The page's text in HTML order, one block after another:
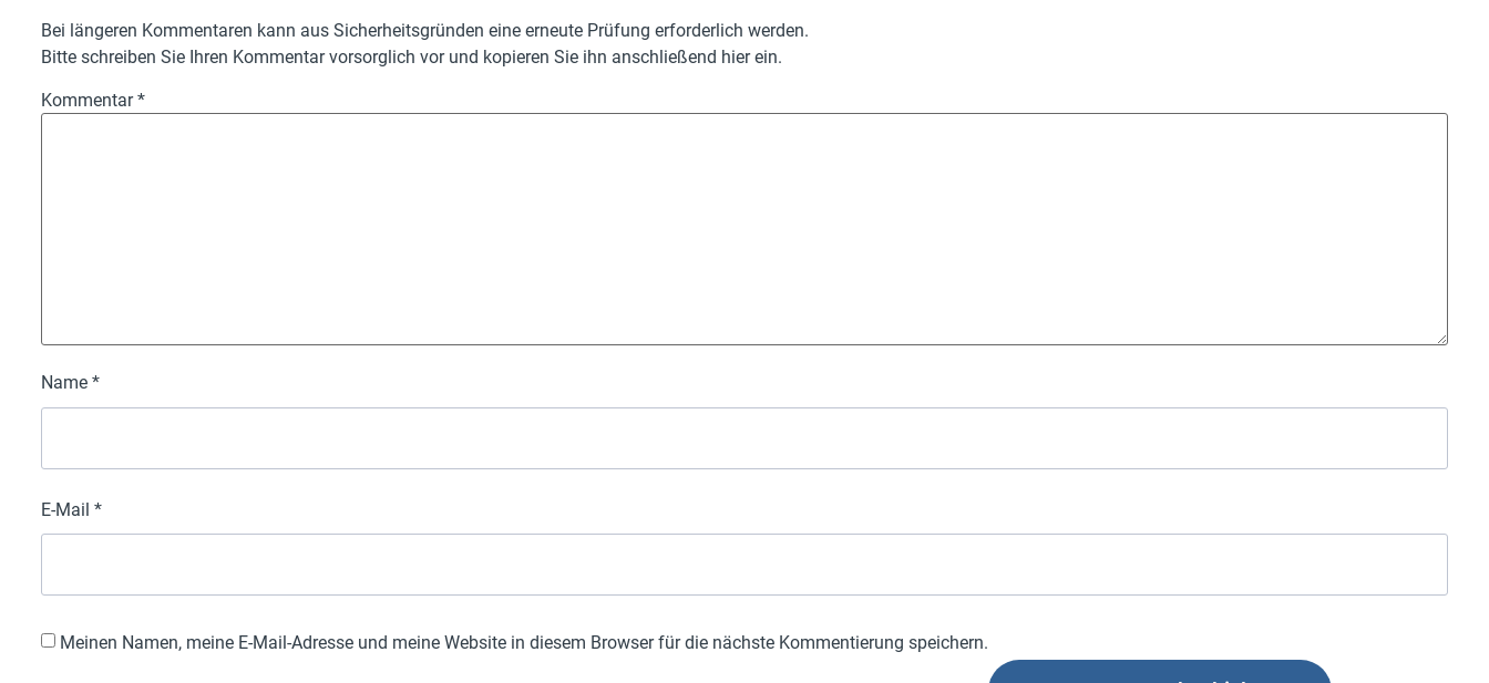
Bei längeren Kommentaren kann aus Sicherheitsgründen eine erneute Prüfung erforderlich werden.
Bitte schreiben Sie Ihren Kommentar vorsorglich vor und kopieren Sie ihn anschließend hier ein.
Kommentar*
Name *
E-Mail *
Meinen Namen, meine E-Mail-Adresse und meine Website in diesem Browser für die nächste Kommentierung speichern.